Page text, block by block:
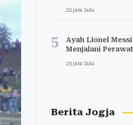
22 jam lalu
5
Ayah Lionel
Menjalani
23 jam lalu
Berita Jogja